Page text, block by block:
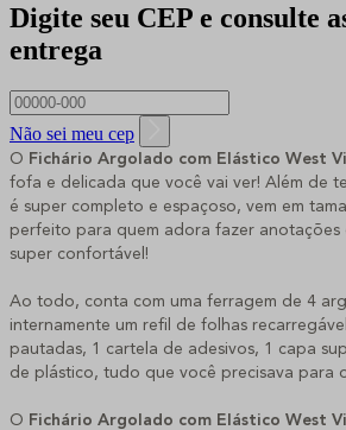
Digite seu CEP e consulte
entrega
Não sei meu cep
O Fichário Argolado com Elástico West
fofa e delicada que você vai ver! Além de
é super completo e espaçoso, vem em
perfeito para quem adora fazer anotações
super confortável!
Ao todo, conta com uma ferragem de 4
internamente um refil de folhas
pautadas, 1 cartela de adesivos, 1 capa
de plástico, tudo que você precisava para
O Fichário Argolado com Elástico West